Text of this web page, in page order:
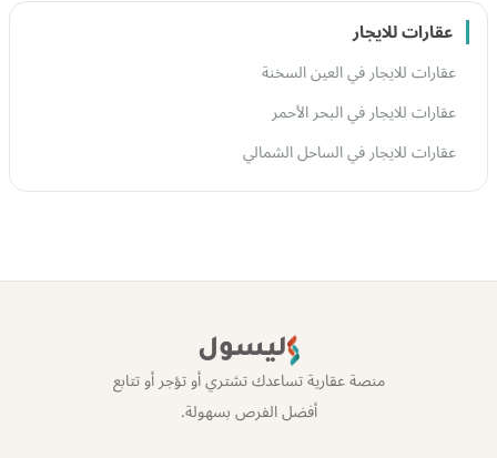
عقارات للايجار
عقارات للايجار في العين السخنة
عقارات للايجار في البحر الأحمر
عقارات للايجار في الساحل الشمالي
ليسول
منصة عقارية تساعدك تشتري أو تؤجر أو تتابع
أفضل الفرص بسهولة.